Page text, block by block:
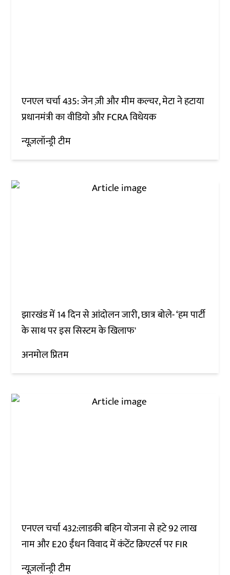
एनएल चर्चा 435: जेन ज़ी और मीम कल्चर, मेटा ने हटाया
प्रधानमंत्री का वीडियो और FCRA विधेयक
न्यूज़लॉन्ड्री टीम
झारखंड में 14 दिन से आंदोलन जारी, छात्र बोले- ‘हम पार्टी
के साथ पर इस सिस्टम के खिलाफ'
अनमोल प्रितम
एनएल चर्चा 432:लाडकी बहिन योजना से हटे 92 लाख
नाम और E20 ईंधन विवाद में कंटेंट क्रिएटर्स पर FIR
न्यूज़लॉन्ड्री टीम